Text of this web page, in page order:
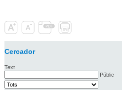
Cercador
Text
Públic